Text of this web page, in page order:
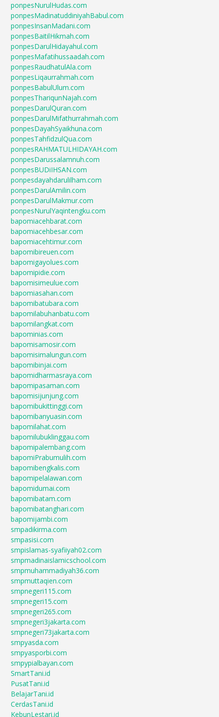
ponpesNurulHudas.com
ponpesMadinatuddiniyahBabul.com
ponpesInsanMadani.com
ponpesBaitilHikmah.com
ponpesDarulHidayahul.com
ponpesMafatihussaadah.com
ponpesRaudhatulAla.com
ponpesLiqaurrahmah.com
ponpesBabulUlum.com
ponpesThariqunNajah.com
ponpesDarulQuran.com
ponpesDarulMifathurrahmah.com
ponpesDayahSyaikhuna.com
ponpesTahfidzulQua.com
ponpesRAHMATULHIDAYAH.com
ponpesDarussalamnuh.com
ponpesBUDiIHSAN.com
ponpesdayahdarulilham.com
ponpesDarulAmilin.com
ponpesDarulMakmur.com
ponpesNurulYaqintengku.com
bapomiacehbarat.com
bapomiacehbesar.com
bapomiacehtimur.com
bapomibireuen.com
bapomigayolues.com
bapomipidie.com
bapomisimeulue.com
bapomiasahan.com
bapomibatubara.com
bapomilabuhanbatu.com
bapomilangkat.com
bapominias.com
bapomisamosir.com
bapomisimalungun.com
bapomibinjai.com
bapomidharmasraya.com
bapomipasaman.com
bapomisijunjung.com
bapomibukittinggi.com
bapomibanyuasin.com
bapomilahat.com
bapomilubuklinggau.com
bapomipalembang.com
bapomiPrabumulih.com
bapomibengkalis.com
bapomipelalawan.com
bapomidumai.com
bapomibatam.com
bapomibatanghari.com
bapomijambi.com
smpadikirma.com
smpasisi.com
smpislamas-syafiiyah02.com
smpmadinaislamicschool.com
smpmuhammadiyah36.com
smpmuttaqien.com
smpnegeri115.com
smpnegeri15.com
smpnegeri265.com
smpnegeri3jakarta.com
smpnegeri73jakarta.com
smpyasda.com
smpyasporbi.com
smpypialbayan.com
SmartTani.id
PusatTani.id
BelajarTani.id
CerdasTani.id
KebunLestari.id